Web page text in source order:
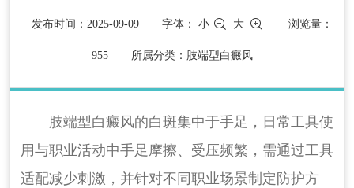
发布时间：2025-09-09 字体：小 大 浏览量：
955 所属分类：肢端型白癜风
肢端型白癜风的白斑集中于手足，日常工具使
用与职业活动中手足摩擦、受压频繁，需通过工具
适配减少刺激，并针对不同职业场景制定防护方